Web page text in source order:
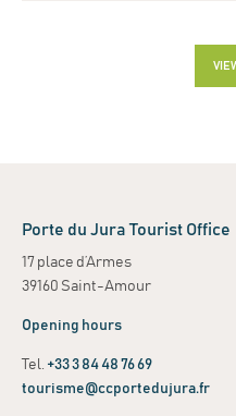
Porte du Jura Tourist Office
17 place d’Armes
39160 Saint-Amour
Opening hours
Tel. +33 3 84 48 76 69
tourisme@ccportedujura.fr